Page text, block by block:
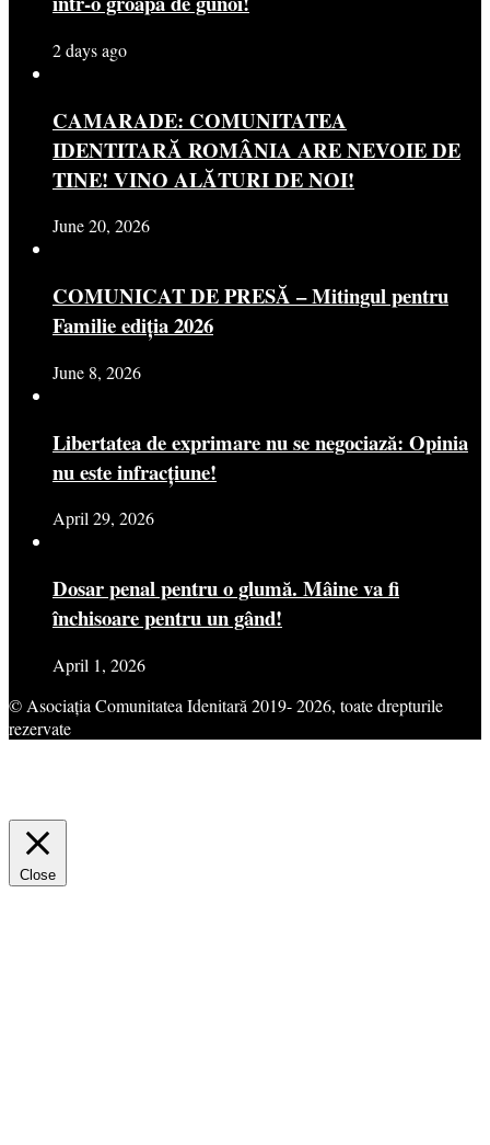
2 days ago
CAMARADE: COMUNITATEA
IDENTITARĂ ROMÂNIA ARE NEVOIE DE
TINE! VINO ALĂTURI DE NOI!
June 20, 2026
COMUNICAT DE PRESĂ – Mitingul pentru
Familie ediția 2026
June 8, 2026
Libertatea de exprimare nu se negociază: Opinia
nu este infracțiune!
April 29, 2026
Dosar penal pentru o glumă. Mâine va fi
închisoare pentru un gând!
April 1, 2026
© Asociația Comunitatea Idenitară 2019- 2026, toate drepturile
rezervate
Close